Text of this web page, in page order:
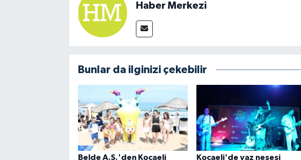
Haber Merkezi
Bunlar da ilginizi çekebilir
Belde A.Ş.'den Kocaeli
Kocaeli'de yaz neşesi